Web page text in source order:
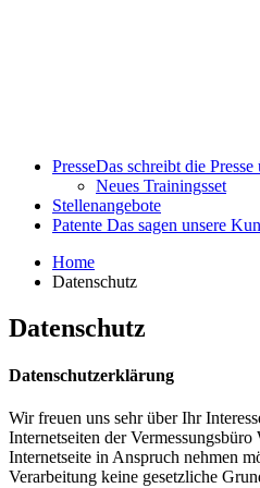
PresseDas schreibt die Presse
Neues Trainingsset
Stellenangebote
Patente Das sagen unsere
Home
Datenschutz
Datenschutz
Datenschutzerklärung
Wir freuen uns sehr über Ihr
Internetseiten der
Internetseite in Anspruch nehmen
Verarbeitung keine gesetzliche